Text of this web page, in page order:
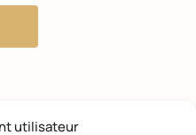
utilisateur